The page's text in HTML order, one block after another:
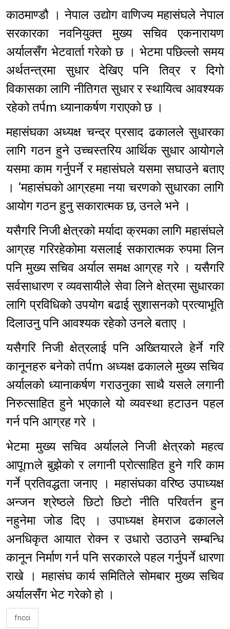
काठमाण्डौ । नेपाल उद्योग वाणिज्य महासंघले नेपाल
सरकारका नवनियुक्त मुख्य सचिव एकनारायण
अर्यालसँग भेटवार्ता गरेको छ । भेटमा पछिल्लो समय
अर्थतन्त्रमा सुधार देखिए पनि तिव्र र दिगो
विकासका लागि नीतिगत सुधार र स्थायित्व आवश्यक
रहेको तर्पm ध्यानाकर्षण गराएको छ ।
महासंघका अध्यक्ष चन्द्र प्रसाद ढकालले सुधारका
लागि गठन हुने उच्चस्तरिय आर्थिक सुधार आयोगले
यसमा काम गर्नुपर्ने र महासंघले यसमा सघाउने बताए
। ‘महासंघको आग्रहमा नया चरणको सुधारका लागि
आयोग गठन हुनु सकारात्मक छ, उनले भने ।
यसैगरि निजी क्षेत्रको मर्यादा क्रमका लागि महासंघले
आग्रह गरिरहेकोमा यसलाई सकारात्मक रुपमा लिन
पनि मुख्य सचिव अर्याल समक्ष आग्रह गरे । यसैगरि
सर्वसाधारण र व्यवसायीले सेवा लिने क्षेत्रमा सुधारका
लागि प्रविधिको उपयोग बढाई सुशासनको प्रत्याभूति
दिलाउनु पनि आवश्यक रहेको उनले बताए ।
यसैगरि निजी क्षेत्रलाई पनि अख्तियारले हेर्ने गरि
कानूनहरु बनेको तर्पm अध्यक्ष ढकालले मुख्य सचिव
अर्यालको ध्यानाकर्षण गराउनुका साथै यसले लगानी
निरुत्साहित हुने भएकाले यो व्यवस्था हटाउन पहल
गर्न पनि आग्रह गरे ।
भेटमा मुख्य सचिव अर्यालले निजी क्षेत्रको महत्व
आपूmले बुझेको र लगानी प्रोत्साहित हुने गरि काम
गर्ने प्रतिवद्धता जनाए । महासंघका वरिष्ठ उपाध्यक्ष
अन्जन श्रेष्ठले छिटो छिटो नीति परिवर्तन हुन
नहुनेमा जोड दिए । उपाध्यक्ष हेमराज ढकालले
अनधिकृत आयात रोक्न र उधारो उठाउने सम्बन्धि
कानून निर्माण गर्न पनि सरकारले पहल गर्नुपर्ने धारणा
राखे । महासंघ कार्य समितिले सोमबार मुख्य सचिव
अर्यालसँग भेट गरेको हो ।
fncci